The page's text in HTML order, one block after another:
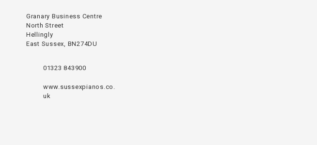
Granary Business Centre
North Street
Hellingly
East Sussex, BN274DU
01323 843900
www.sussexpianos.co.
uk